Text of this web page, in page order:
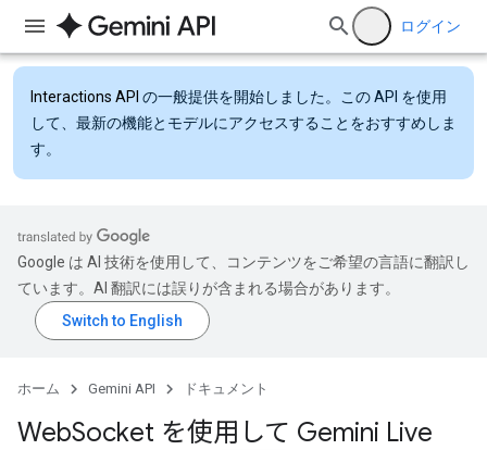
ログイン
Interactions API の一般提供を開始しました。この API を使用
して、最新の機能とモデルにアクセスすることをおすすめしま
す。
Google は AI 技術を使用して、コンテンツをご希望の言語に翻訳し
ています。AI 翻訳には誤りが含まれる場合があります。
ホーム Gemini API ドキュメント
WebSocket を使用して Gemini Live